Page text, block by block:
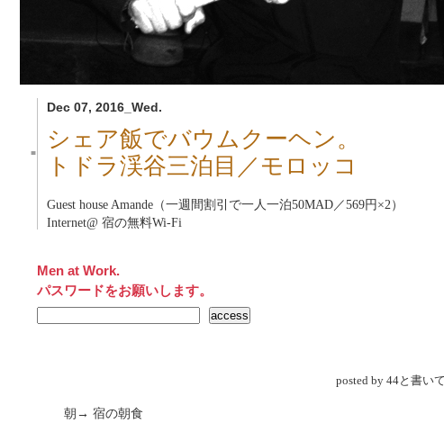
Dec 07, 2016_Wed.
■
シェア飯でバウムクーヘン。
トドラ渓谷三泊目／モロッコ
Guest house Amande（一週間割引で一人一泊50MAD／569円×2）
Internet@ 宿の無料Wi-Fi
Men at Work.
パスワードをお願いします。
posted by 44と書い
朝→ 宿の朝食